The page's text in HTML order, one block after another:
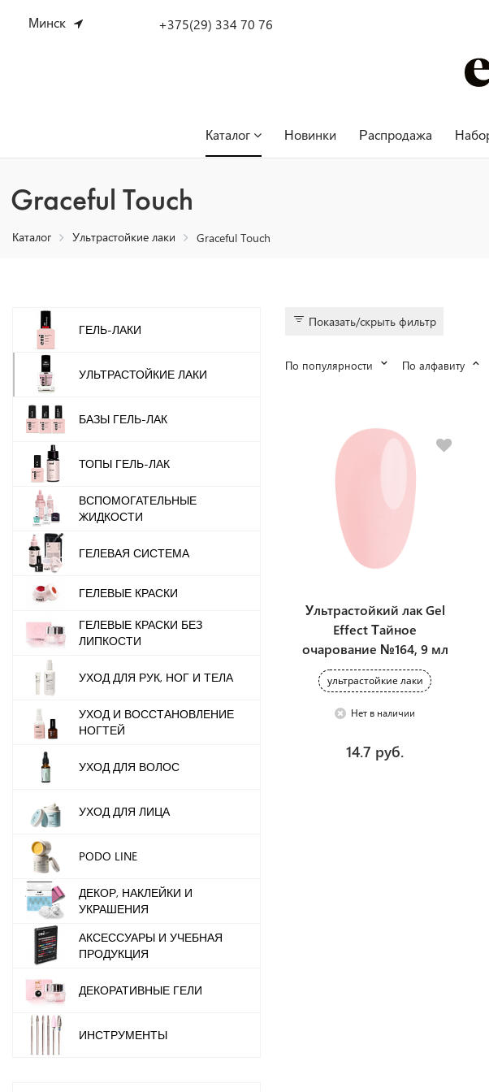
Минск +375(29) 334 70 76
Каталог Новинки Распродажа
Graceful Touch
Каталог Ультрастойкие лаки Graceful Touch
Показать/скрыть фильтр
По популярности По алфавиту
Ультрастойкий лак Gel
Effect Тайное
очарование №164, 9 мл
ультрастойкие лаки
Нет в наличии
14.7 руб.
ГЕЛЬ-ЛАКИ
УЛЬТРАСТОЙКИЕ ЛАКИ
БАЗЫ ГЕЛЬ-ЛАК
ТОПЫ ГЕЛЬ-ЛАК
ВСПОМОГАТЕЛЬНЫЕ
ЖИДКОСТИ
ГЕЛЕВАЯ СИСТЕМА
ГЕЛЕВЫЕ КРАСКИ
ГЕЛЕВЫЕ КРАСКИ БЕЗ
ЛИПКОСТИ
УХОД ДЛЯ РУК, НОГ И ТЕЛА
УХОД И ВОССТАНОВЛЕНИЕ
НОГТЕЙ
УХОД ДЛЯ ВОЛОС
УХОД ДЛЯ ЛИЦА
PODO LINE
ДЕКОР, НАКЛЕЙКИ И
УКРАШЕНИЯ
АКСЕССУАРЫ И УЧЕБНАЯ
ПРОДУКЦИЯ
ДЕКОРАТИВНЫЕ ГЕЛИ
ИНСТРУМЕНТЫ